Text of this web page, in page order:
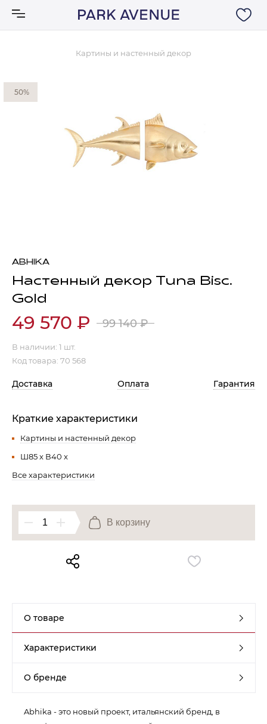
Мебель
Спальня
Детская
Прихожая
Кабинет
Кровати
Мягкая мебель
Посуда
Свет
Оплата
Вопросы и ответы
3D Тур
Картины и настенный декор
50%
ABHIKA
Настенный декор Tuna Bisc.
Gold
49 570 ₽ 99 140₽
В наличии: 1 шт.
Код товара: 70 568
Доставка Оплата Гарантия
Краткие характеристики
Картины и настенный декор
Ш85 x В40 x
Все характеристики
В корзину
О товаре
Характеристики
О бренде
Abhika - это новый проект, итальянский бренд, в